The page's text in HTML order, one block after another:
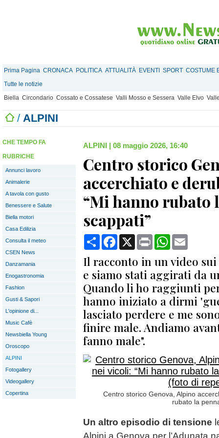
Prima Pagina CRONACA POLITICA ATTUALITÀ EVENTI SPORT COSTUME
Tutte le notizie
Biella Circondario Cossato e Cossatese Valli Mosso e Sessera Valle Elvo
/ ALPINI
CHE TEMPO FA
RUBRICHE
Annunci lavoro
Animalerie
A tavola con gusto
Benessere e Salute
Biella motori
Casa Edilizia
Consulta il meteo
CSEN News
Danzamania
Enogastronomia
Fashion
Gusti & Sapori
L'opinione di...
Music Cafè
Newsbiella Young
Oroscopo
ALPINI
Fotogallery
Videogallery
Copertina
ALPINI | 08 maggio 2026, 16:40
Centro storico
accerchiato e
“Mi hanno rubato
scappati”
CondividiFacebook
X Print WhatsApp
Il racconto in un video
e siamo stati aggirati da
Quando li ho raggiunti
hanno iniziato a dirmi
lasciato perdere e me
finire male. Andiamo
fanno male".
Centro storico Genova, Alpino
rubato la
Un altro episodio di tensione
Alpini a Genova per l’Adunata